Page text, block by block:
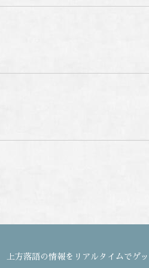
上方落語の情報をリアルタイムでゲッ